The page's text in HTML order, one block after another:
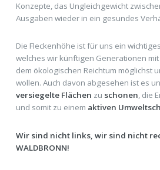
Konzepte, das Ungleichgewicht
Ausgaben wieder in ein gesundes
Die Fleckenhöhe ist für uns ein
welches wir künftigen Generationen
dem ökologischen Reichtum möglichst
wollen. Auch davon abgesehen ist es
versiegelte Flächen zu schonen, die
und somit zu einem aktiven
Wir sind nicht links, wir sind nicht
WALDBRONN!